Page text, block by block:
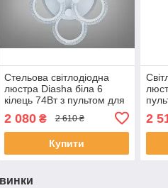
Стельова світлодіодна
люстра Diasha біла 6
кілець 74Вт з пультом для
LED 3color dimmer
2 080₴ 2 610 ₴
Купити
2